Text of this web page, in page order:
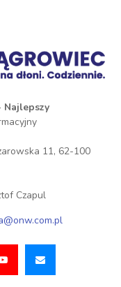
Najlepszy
11, 62-100
Czapul